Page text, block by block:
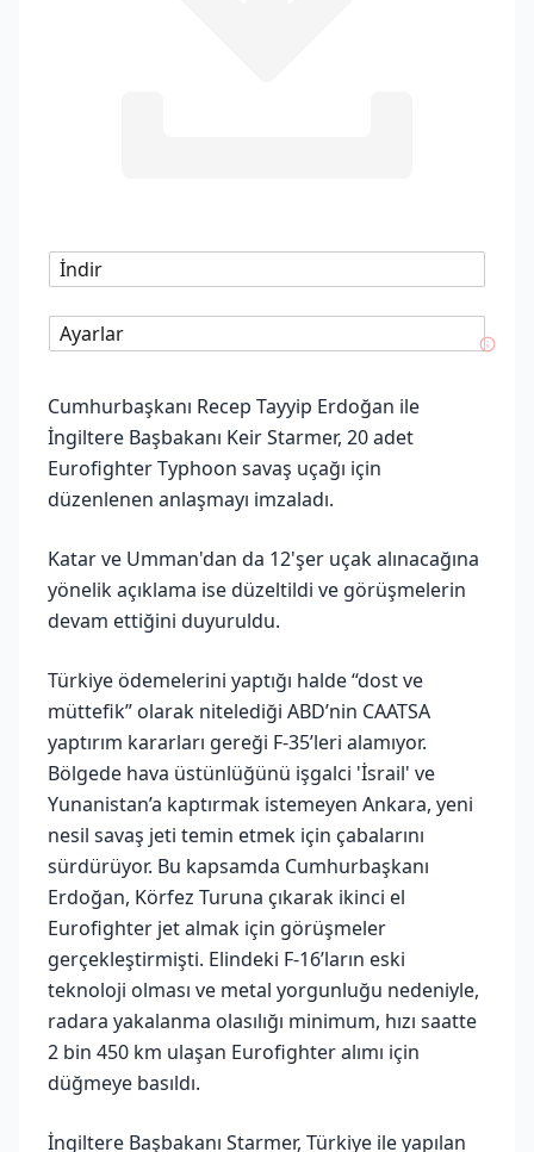
İndir
Ayarlar
Cumhurbaşkanı Recep Tayyip Erdoğan ile
İngiltere Başbakanı Keir Starmer, 20 adet
Eurofighter Typhoon savaş uçağı için
düzenlenen anlaşmayı imzaladı.
Katar ve Umman'dan da 12'şer uçak alınacağına
yönelik açıklama ise düzeltildi ve görüşmelerin
devam ettiğini duyuruldu.
Türkiye ödemelerini yaptığı halde “dost ve
müttefik” olarak nitelediği ABD’nin CAATSA
yaptırım kararları gereği F-35’leri alamıyor.
Bölgede hava üstünlüğünü işgalci 'İsrail' ve
Yunanistan’a kaptırmak istemeyen Ankara, yeni
nesil savaş jeti temin etmek için çabalarını
sürdürüyor. Bu kapsamda Cumhurbaşkanı
Erdoğan, Körfez Turuna çıkarak ikinci el
Eurofighter jet almak için görüşmeler
gerçekleştirmişti. Elindeki F-16’ların eski
teknoloji olması ve metal yorgunluğu nedeniyle,
radara yakalanma olasılığı minimum, hızı saatte
2 bin 450 km ulaşan Eurofighter alımı için
düğmeye basıldı.
İngiltere Başbakanı Starmer, Türkiye ile yapılan